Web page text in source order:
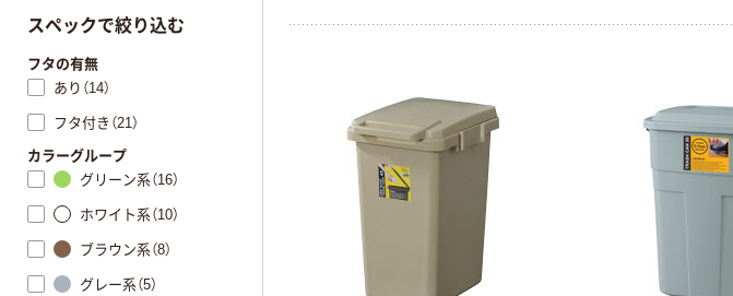
スペックで絞り込む
フタの有無
あり（14）
フタ付き（21）
カラーグループ
グリーン系（16）
ホワイト系（10）
ブラウン系（8）
グレー系（5）